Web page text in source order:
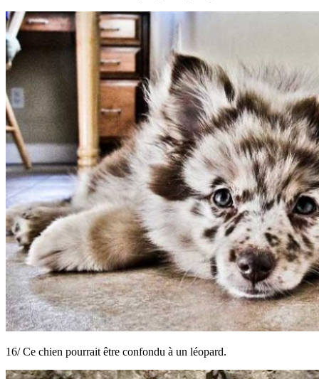
16/ Ce chien pourrait être confondu à un léopard.